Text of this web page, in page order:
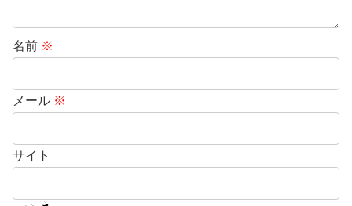
名前 ※
メール ※
サイト